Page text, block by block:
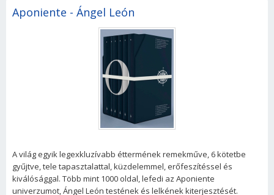
Aponiente - Ángel León
A világ egyik legexkluzívabb éttermének remekműve, 6 kötetbe
gyűjtve, tele tapasztalattal, küzdelemmel, erőfeszítéssel és
kiválósággal. Több mint 1000 oldal, lefedi az Aponiente
univerzumot, Ángel León testének és lelkének kiterjesztését.